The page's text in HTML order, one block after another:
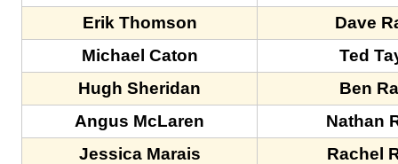
Erik Thomson
Dave
Michael Caton
Ted
Hugh Sheridan
Ben
Angus McLaren
Nathan
Jessica Marais
Rachel